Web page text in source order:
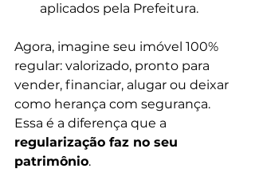
aplicados pela Prefeitura.
Agora, imagine seu imóvel 100%
regular: valorizado, pronto para
vender, financiar, alugar ou deixar
como herança com segurança.
Essa é a diferença que a
regularização faz no seu
patrimônio.